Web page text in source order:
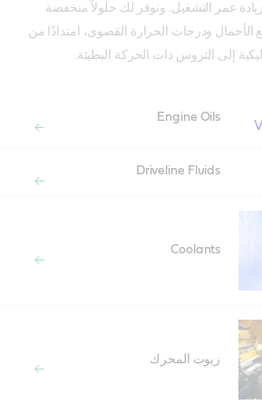
عمر التشغيل. ونوفر لك حلولاً منخفضة
مع الأحمال ودرجات الحرارة القصوى، امتدادًا من
إلى التروس ذات الحركة البطيئة.
Engine Oils
Driveline Fluids
Coolants
زيوت المحرك